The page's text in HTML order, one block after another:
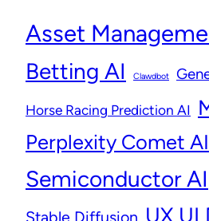
Asset
Betting AI Clawdbot
Horse Racing Prediction AI
Perplexity Comet AI
Semiconductor AI
Stable Diffusion UX UI